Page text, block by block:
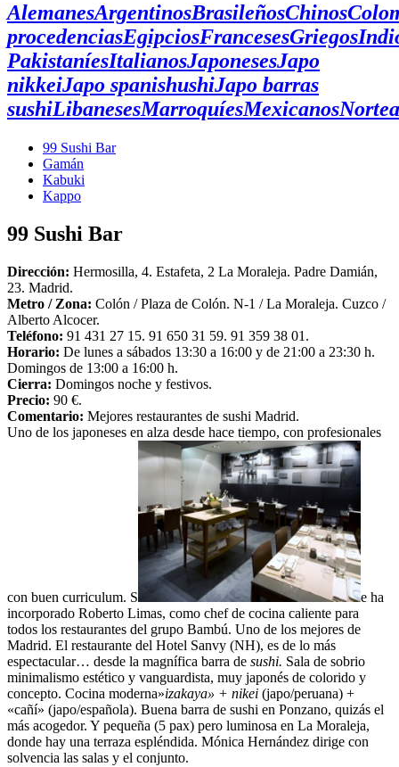
AlemanesArgentinosBrasileñosChinos
procedenciasEgipciosFrancesesGriegos
PakistaníesItalianosJaponesesJapo
nikkeiJapo spanishushiJapo barras
sushiLibanesesMarroquíesMexicanos
99 Sushi Bar
Gamán
Kabuki
Kappo
99 Sushi Bar
Dirección: Hermosilla, 4. Estafeta, 2 La Moraleja. Padre Damián,
23. Madrid.
Metro / Zona: Colón / Plaza de Colón. N-1 / La Moraleja. Cuzco /
Alberto Alcocer.
Teléfono: 91 431 27 15. 91 650 31 59. 91 359 38 01.
Horario: De lunes a sábados 13:30 a 16:00 y de 21:00 a 23:30 h.
Domingos de 13:00 a 16:00 h.
Cierra: Domingos noche y festivos.
Precio: 90 €.
Comentario: Mejores restaurantes de sushi Madrid.
Uno de los japoneses en alza desde hace tiempo, con profesionales
con buen curriculum. S
e ha
incorporado Roberto Limas, como chef de cocina caliente para
todos los restaurantes del grupo Bambú. Uno de los mejores de
Madrid. El restaurante del Hotel Sanvy (NH), es de lo más
espectacular… desde la magnífica barra de sushi. Sala de sobrio
minimalismo estético y vanguardista, muy japonés de colorido y
concepto. Cocina moderna»izakaya» + nikei (japo/peruana) +
«cañí» (japo/española). Buena barra de sushi en Ponzano, quizás el
más acogedor. Y pequeña (5 pax) pero luminosa en La Moraleja,
donde hay una terraza espléndida. Mónica Hernández dirige con
solvencia las salas y el conjunto.